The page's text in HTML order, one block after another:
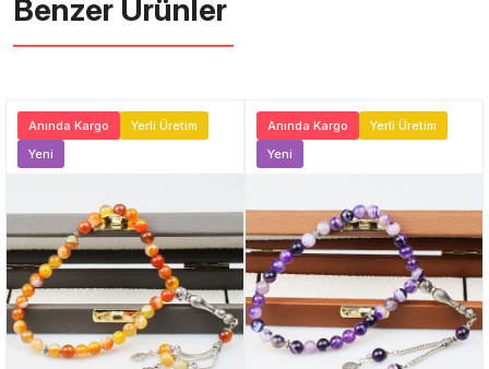
Benzer Ürünler ️
Anında Kargo
Yerli Üretim
Yeni
Anında Kargo
Yerli Üretim
Yeni